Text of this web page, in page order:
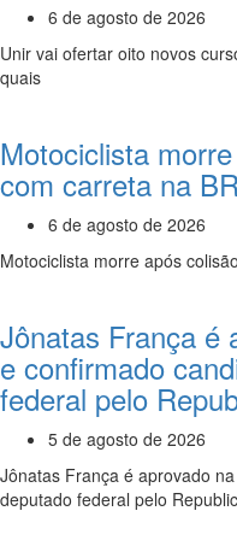
6 de agosto de 2026
Unir vai ofertar oito novos
quais
Motociclista
com carreta na
6 de agosto de 2026
Motociclista morre após
Jônatas França é
e confirmado
federal pelo
5 de agosto de 2026
Jônatas França é aprovado
deputado federal pelo